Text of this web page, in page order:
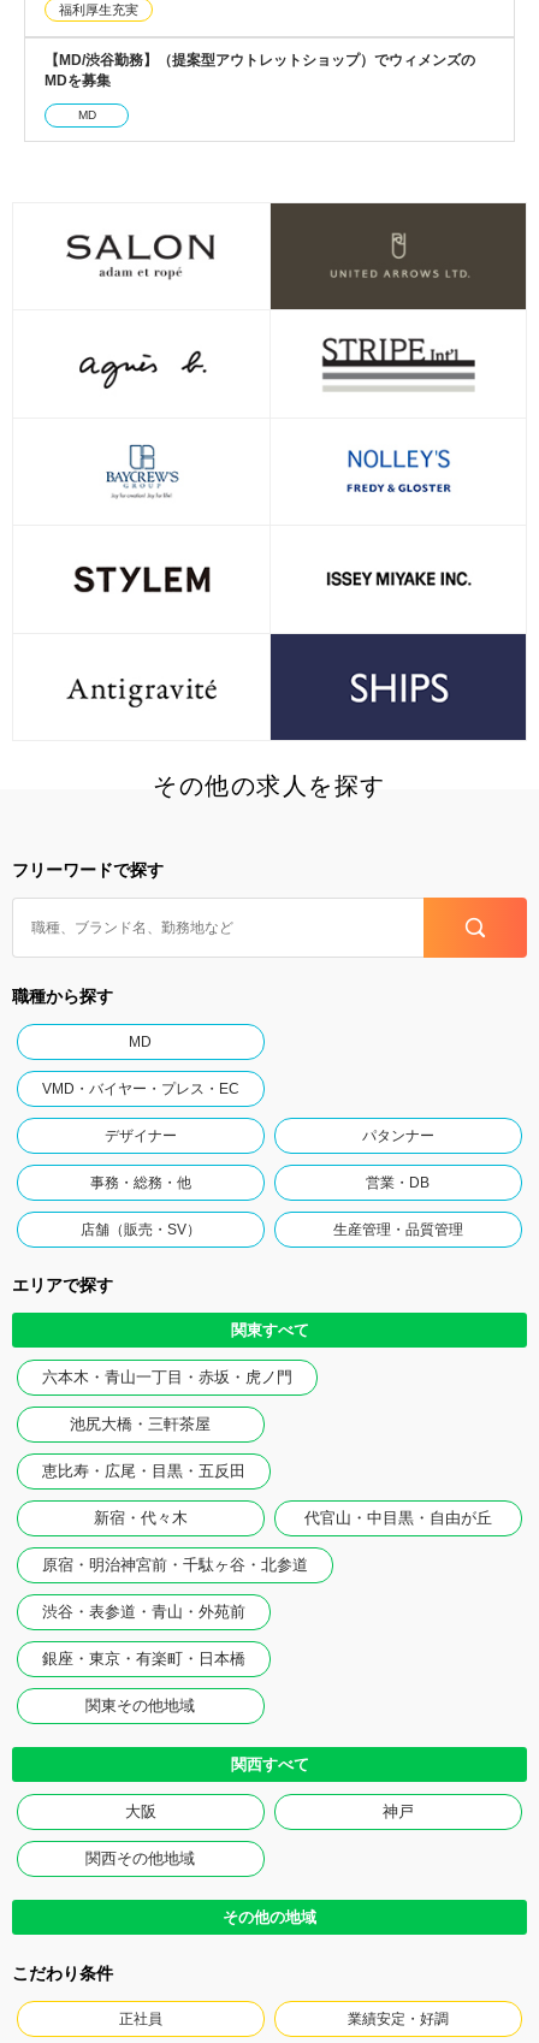
福利厚生充実
【MD/渋谷勤務】（提案型アウトレットショップ）でウィメンズの
MDを募集
MD
その他の求人を探す
フリーワードで探す
職種から探す
MD
VMD・バイヤー・プレス・EC
デザイナー パタンナー
事務・総務・他 営業・DB
店舗（販売・SV） 生産管理・品質管理
エリアで探す
関東すべて
六本木・青山一丁目・赤坂・虎ノ門
池尻大橋・三軒茶屋
恵比寿・広尾・目黒・五反田
新宿・代々木 代官山・中目黒・自由が丘
原宿・明治神宮前・千駄ヶ谷・北参道
渋谷・表参道・青山・外苑前
銀座・東京・有楽町・日本橋
関東その他地域
関西すべて
大阪 神戸
関西その他地域
その他の地域
こだわり条件
正社員 業績安定・好調